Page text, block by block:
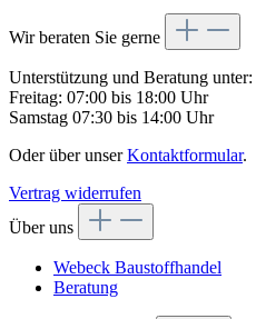
Wir beraten Sie gerne
Unterstützung und Beratung unter:
Freitag: 07:00 bis 18:00 Uhr
Samstag 07:30 bis 14:00 Uhr
Oder über unserKontaktformular.
Vertrag widerrufen
Über uns
Webeck Baustoffhandel
Beratung